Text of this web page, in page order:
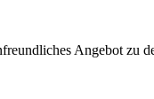
Angebot zu